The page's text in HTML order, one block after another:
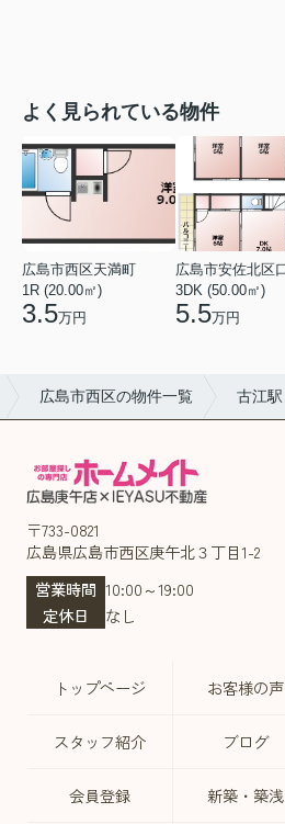
よく見られている物件
広島市西区天満町
1R (20.00㎡)
3.5万円
3DK (50.00㎡)
5.5万円
広島市西区の物件一覧 古江駅
〒733-0821
広島県広島市西区庚午北３丁目1-2
営業時間 10:00～19:00
定休日
なし
トップページ お客様の声
スタッフ紹介 ブログ
会員登録 新築・築浅